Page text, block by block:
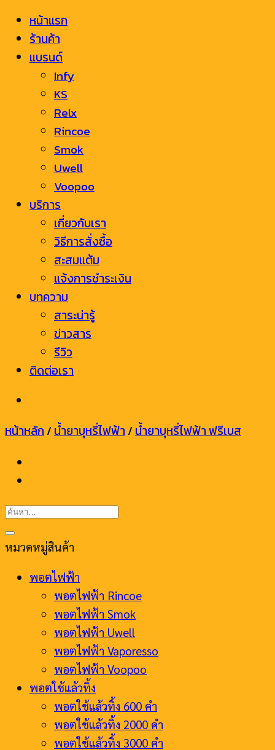
หน้าแรก
ร้านค้า
แบรนด์
Infy
KS
Relx
Rincoe
Smok
Uwell
Voopoo
บริการ
เกี่ยวกับเรา
วิธีการสั่งซื้อ
สะสมแต้ม
แจ้งการชำระเงิน
บทความ
สาระน่ารู้
ข่าวสาร
รีวิว
ติดต่อเรา
หน้าหลัก/น้ำยาบุหรี่ไฟฟ้า/น้ำยาบุหรี่ไฟฟ้า ฟรีเบส
ค้นหา:
หมวดหมู่สินค้า
พอตไฟฟ้า
พอตไฟฟ้า Rincoe
พอตไฟฟ้า Smok
พอตไฟฟ้า Uwell
พอตไฟฟ้า Vaporesso
พอตไฟฟ้า Voopoo
พอตใช้แล้วทิ้ง
พอตใช้แล้วทิ้ง 600 คำ
พอตใช้แล้วทิ้ง 2000 คำ
พอตใช้แล้วทิ้ง 3000 คำ